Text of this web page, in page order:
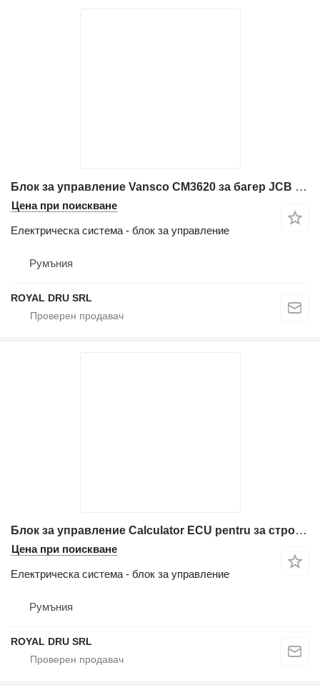
Блок за управление Vansco CM3620 за багер JCB JS300
Цена при поискване
Електрическа система - блок за управление
Румъния
ROYAL DRU SRL
Блок за управление Calculator ECU pentru за строителна техника JCB JS220
Цена при поискване
Електрическа система - блок за управление
Румъния
ROYAL DRU SRL